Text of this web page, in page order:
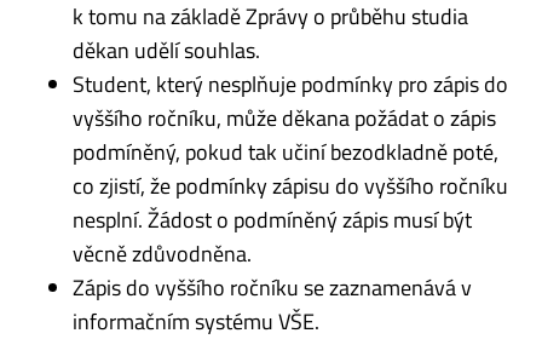
k tomu na základě Zprávy o průběhu studia
děkan udělí souhlas.
Student, který nesplňuje podmínky pro zápis do
vyššího ročníku, může děkana požádat o zápis
podmíněný, pokud tak učiní bezodkladně poté,
co zjistí, že podmínky zápisu do vyššího ročníku
nesplní. Žádost o podmíněný zápis musí být
věcně zdůvodněna.
Zápis do vyššího ročníku se zaznamenává v
informačním systému VŠE.